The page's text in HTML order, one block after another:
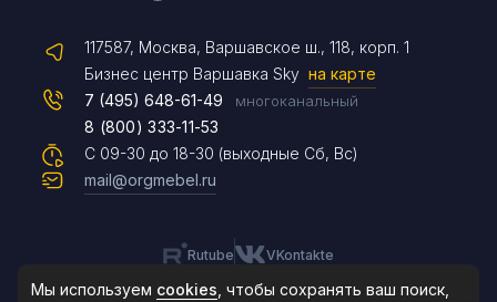
117587, Москва, Варшавское ш., 118, корп. 1
Бизнес центр Варшавка Sky на карте
С 09-30 до 18-30 (выходные Сб, Вс)
7 (495) 648-61-49 многоканальный
8 (800) 333-11-53
mail@orgmebel.ru
Rutube VKontakte
Max
Чат на сайте
8 (495) 183-47-87
По будням с 09:30 до 18:30
Мы используем cookies , чтобы сохранять ваш поиск,